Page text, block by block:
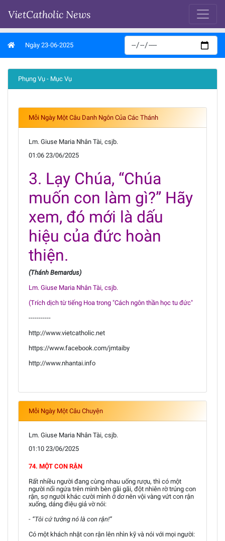
VietCatholic News
Ngày 23-06-2025
Phụng Vụ - Mục Vụ
Mỗi Ngày Một Câu Danh Ngôn Của Các Thánh
Lm. Giuse Maria Nhân Tài, csjb.
01:06 23/06/2025
3. Lạy Chúa, “Chúa
muốn con làm gì?” Hãy
xem, đó mới là dấu
hiệu của đức hoàn
thiện.
(Thánh Bernardus)
Lm. Giuse Maria Nhân Tài, csjb.
(Trích dịch từ tiếng Hoa trong "Cách ngôn thần học tu đức"
-----------
http://www.vietcatholic.net
https://www.facebook.com/jmtaiby
http://www.nhantai.info
Mỗi Ngày Một Câu Chuyện
Lm. Giuse Maria Nhân Tài, csjb.
01:10 23/06/2025
74. MỘT CON RẬN
Rất nhiều người đang cùng nhau uống rượu, thì có một
người nổi ngứa trên mình bèn gãi gãi, đột nhiên rờ trúng con
rận, sợ người khác cười mình ở dơ nên vội vàng vứt con rận
xuống, dáng điệu giả vờ nói:
- “Tôi cứ tưởng nó là con rận!”
Có một khách nhặt con rận lên nhìn kỹ và nói với mọi người: